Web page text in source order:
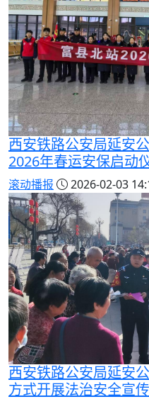
西安铁路公安局延安
2026年春运安保启动
滚动播报 2026-02-03
西安铁路公安局延安
方式开展法治安全宣传